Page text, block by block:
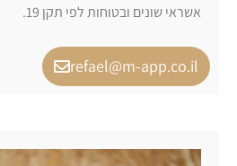
אשראי שונים ובטוחות לפי תקן 19.
refael@m-app.co.il